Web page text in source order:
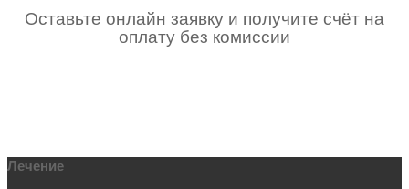
Оставьте онлайн заявку и получите счёт на
оплату без комиссии
Лечение